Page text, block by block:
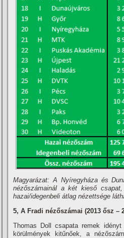
Magyarázat: A Nyí­regyháza és
nézőszámainál a két kieső
hazai/idegenbeli átlag nézettsége
5, A Fradi nézőszámai (2013 ősz –
Thomas Doll csapata remek
körülmények kitűnőek, a